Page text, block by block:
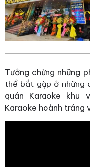
Tưởng chừng những
thể bắt gặp ở những
quán Karaoke khu
Karaoke hoành tráng